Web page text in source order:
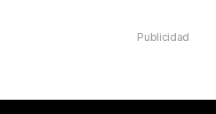
Publicidad